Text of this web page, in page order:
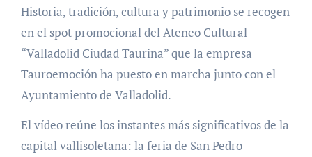
Historia, tradición, cultura y patrimonio se recogen
en el spot promocional del Ateneo Cultural
“Valladolid Ciudad Taurina” que la empresa
Tauroemoción ha puesto en marcha junto con el
Ayuntamiento de Valladolid.
El vídeo reúne los instantes más significativos de la
capital vallisoletana: la feria de San Pedro